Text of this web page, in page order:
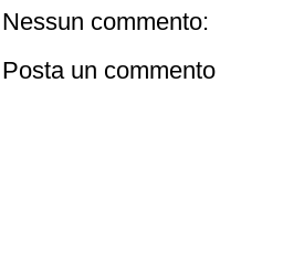
Nessun commento:
Posta un commento